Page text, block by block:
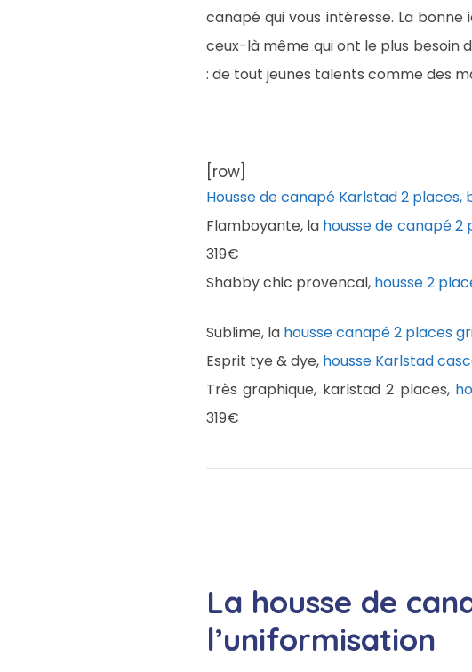
canapé qui vous intéresse. La
ceux-là même qui ont le plus besoin
: de tout jeunes talents comme des
[row]
Housse de canapé Karlstad 2
Flamboyante, la housse de canapé
319€
Shabby chic provencal, housse 2
Sublime, la housse canapé 2 places
Esprit tye & dye, housse Karlstad
Très graphique, karlstad 2 places,
319€
La housse de
l’uniformisation